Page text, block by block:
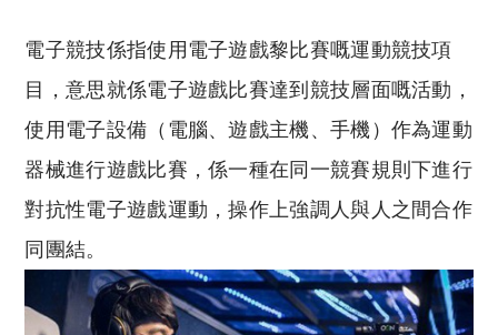
電子競技係指使用電子遊戲黎比賽嘅運動競技項
目，意思就係電子遊戲比賽達到競技層面嘅活動，
使用電子設備（電腦、遊戲主機、手機）作為運動
器械進行遊戲比賽，係一種在同一競賽規則下進行
對抗性電子遊戲運動，操作上強調人與人之間合作
同團結。